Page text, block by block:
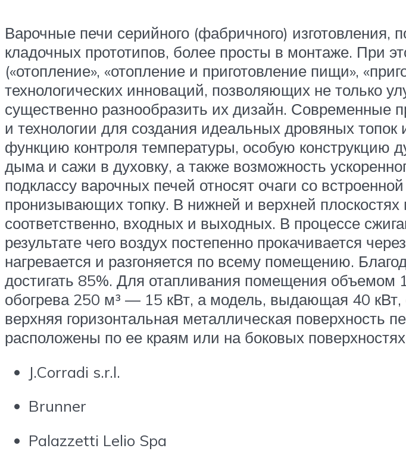
Варочные печи серийного (фабричного) изготовления,
кладочных прототипов, более просты в монтаже. При
(«отопление», «отопление и приготовление пищи»,
технологических инноваций, позволяющих не только
существенно разнообразить их дизайн. Современные
и технологии для создания идеальных дровяных
функцию контроля температуры, особую конструкцию
дыма и сажи в духовку, а также возможность
подклассу варочных печей относят очаги со
пронизывающих топку. В нижней и верхней
соответственно, входных и выходных. В процессе
результате чего воздух постепенно прокачивается
нагревается и разгоняется по всему помещению.
достигать 85%. Для отапливания помещения объемом
обогрева 250 м³ — 15 кВт, а модель, выдающая 40 кВт,
верхняя горизонтальная металлическая поверхность
расположены по ее краям или на боковых
J.Corradi s.r.l.
Brunner
Palazzetti Lelio Spa